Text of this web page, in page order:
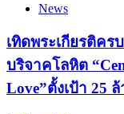
News
เทิดพระเกียรติคร
บริจาคโลหิต
Love”ตั้งเป้า 25